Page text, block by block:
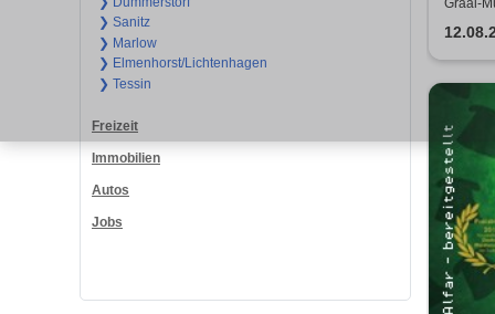
❯ Sanitz
❯ Marlow
❯ Elmenhorst/Lichtenhagen
❯ Tessin
Freizeit
Immobilien
Autos
Jobs
&
Graal-